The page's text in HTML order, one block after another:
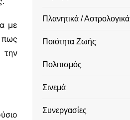
με
πως
την
Πλανητικά / Αστρολογικά
Ποιότητα Ζωής
Πολιτισμός
Σινεμά
Συνεργασίες